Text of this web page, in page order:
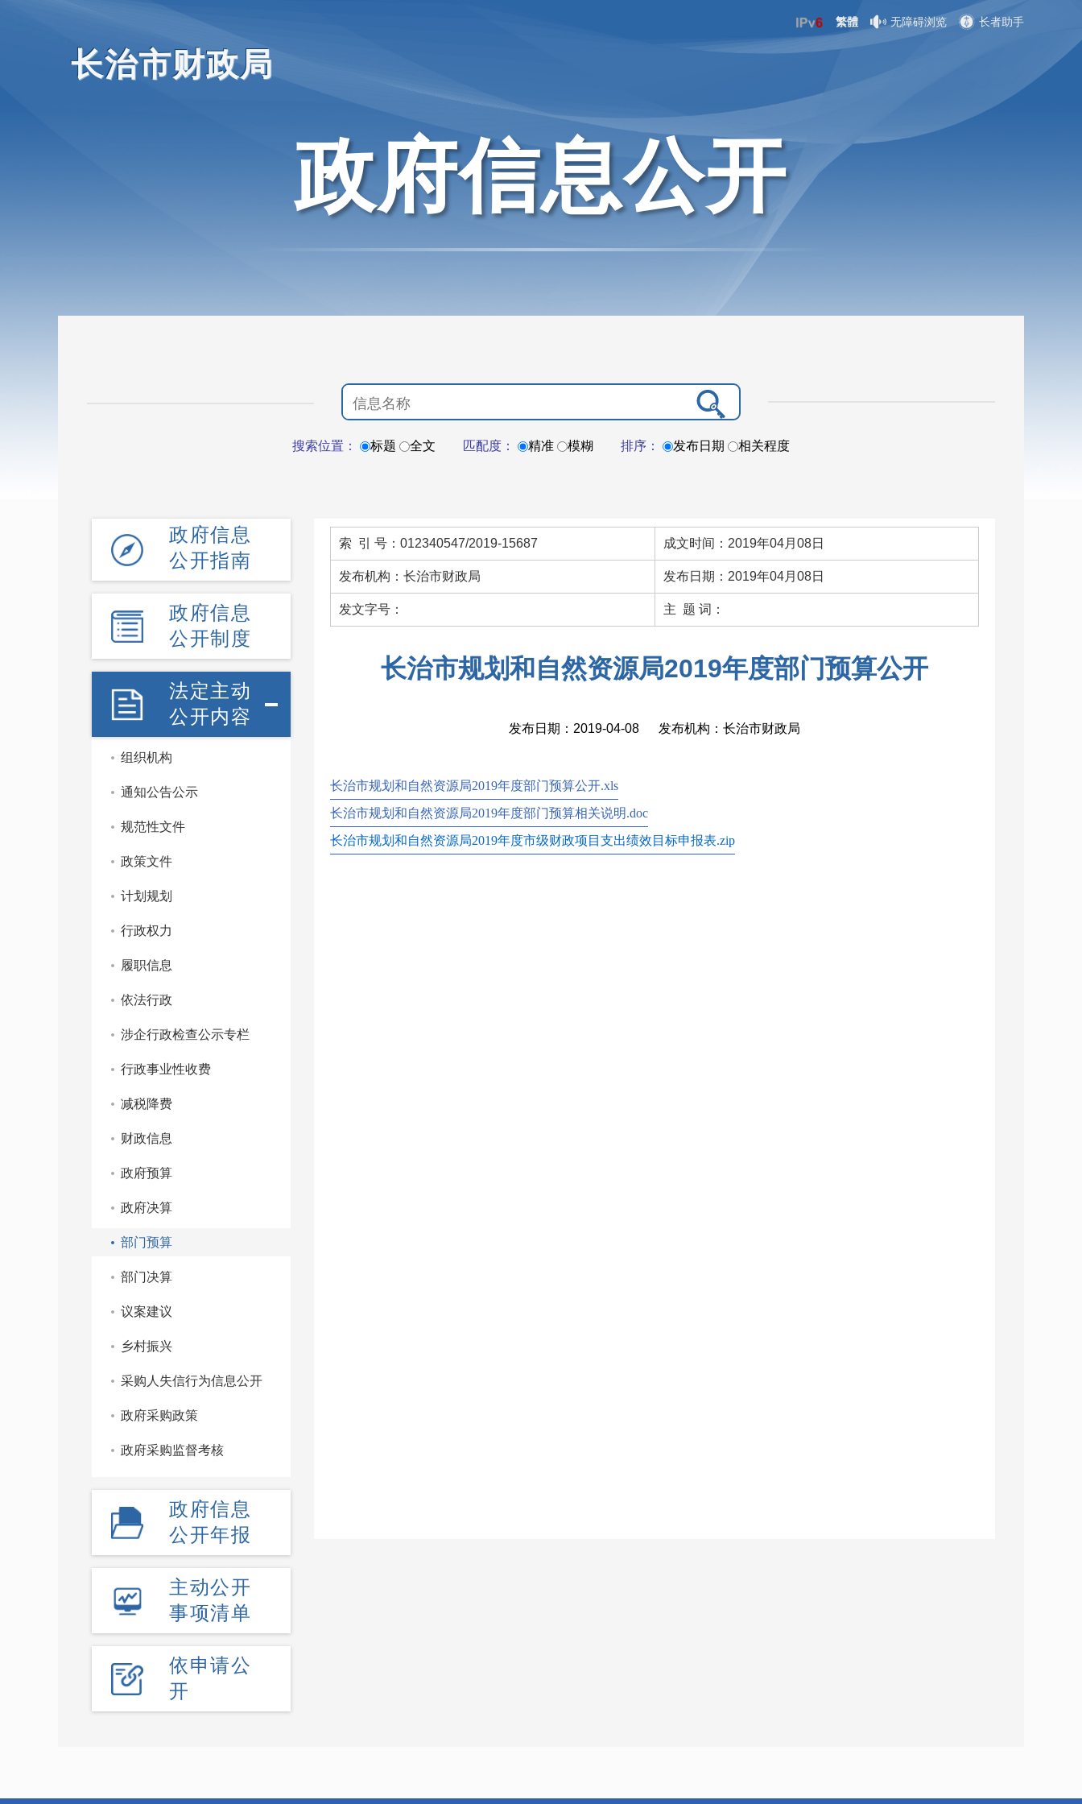
长治市财政局
繁體 无障碍浏览 长者助手
政府信息公开
搜索位置： 标题 全文 匹配度： 精准 模糊 排序： 发布日期 相关程度
政府信息
公开指南
政府信息
公开制度
法定主动
公开内容
组织机构
通知公告公示
规范性文件
政策文件
计划规划
行政权力
履职信息
依法行政
涉企行政检查公示专栏
行政事业性收费
减税降费
财政信息
政府预算
政府决算
部门预算
部门决算
议案建议
乡村振兴
采购人失信行为信息公开
政府采购政策
政府采购监督考核
政府信息
公开年报
主动公开
事项清单
依申请公
开
索 引 号：012340547/2019-15687 成文时间：2019年04月08日
发布机构：长治市财政局 发布日期：2019年04月08日
发文字号： 主 题 词：
长治市规划和自然资源局2019年度部门预算公开
发布日期：2019-04-08 发布机构：长治市财政局
长治市规划和自然资源局2019年度部门预算公开.xls
长治市规划和自然资源局2019年度部门预算相关说明.doc
长治市规划和自然资源局2019年度市级财政项目支出绩效目标申报表.zip